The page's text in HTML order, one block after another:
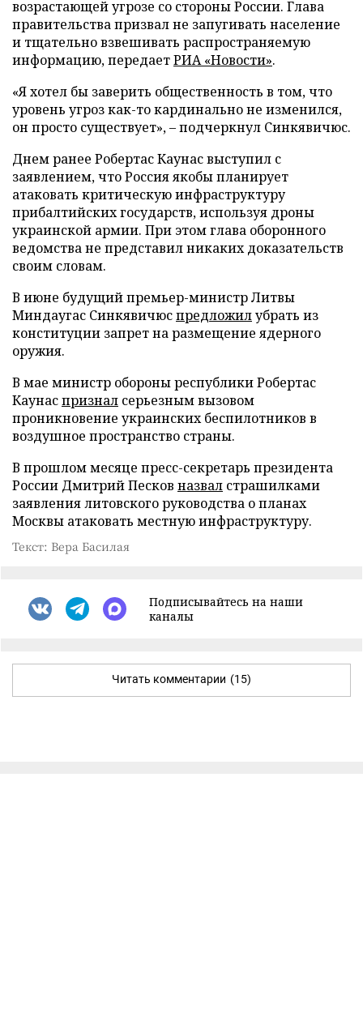
возрастающей угрозе со стороны России. Глава
правительства призвал не запугивать население
и тщательно взвешивать распространяемую
информацию, передаетРИА «Новости».
«Я хотел бы заверить общественность в том, что
уровень угроз как-то кардинально не изменился,
он просто существует», – подчеркнул Синкявичюс.
Днем ранее Робертас Каунас выступил с
заявлением, что Россия якобы планирует
атаковать критическую инфраструктуру
прибалтийских государств, используя дроны
украинской армии. При этом глава оборонного
ведомства не представил никаких доказательств
своим словам.
В июне будущий премьер-министр Литвы
Миндаугас Синкявичюспредложилубрать из
конституции запрет на размещение ядерного
оружия.
В мае министр обороны республики Робертас
Каунаспризнал серьезным вызовом
проникновение украинских беспилотников в
воздушное пространство страны.
В прошлом месяце пресс-секретарь президента
России Дмитрий Песков назвал страшилками
заявления литовского руководства о планах
Москвы атаковать местную инфраструктуру.
Текст: Вера Басилая
Подписывайтесь на наши
каналы
Читать комментарии (15)